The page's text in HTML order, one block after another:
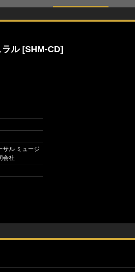
ル [SHM-CD]
サル ミュージ
会社